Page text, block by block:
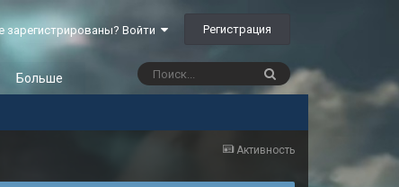
зарегистрированы? Войти Регистрация
Больше
Активность